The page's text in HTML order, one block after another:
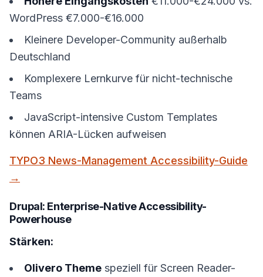
WordPress €7.000-€16.000
Kleinere Developer-Community außerhalb
Deutschland
Komplexere Lernkurve für nicht-technische
Teams
JavaScript-intensive Custom Templates
können ARIA-Lücken aufweisen
TYPO3 News-Management Accessibility-Guide
→
Drupal: Enterprise-Native Accessibility-
Powerhouse
Stärken:
Olivero Theme speziell für Screen Reader-